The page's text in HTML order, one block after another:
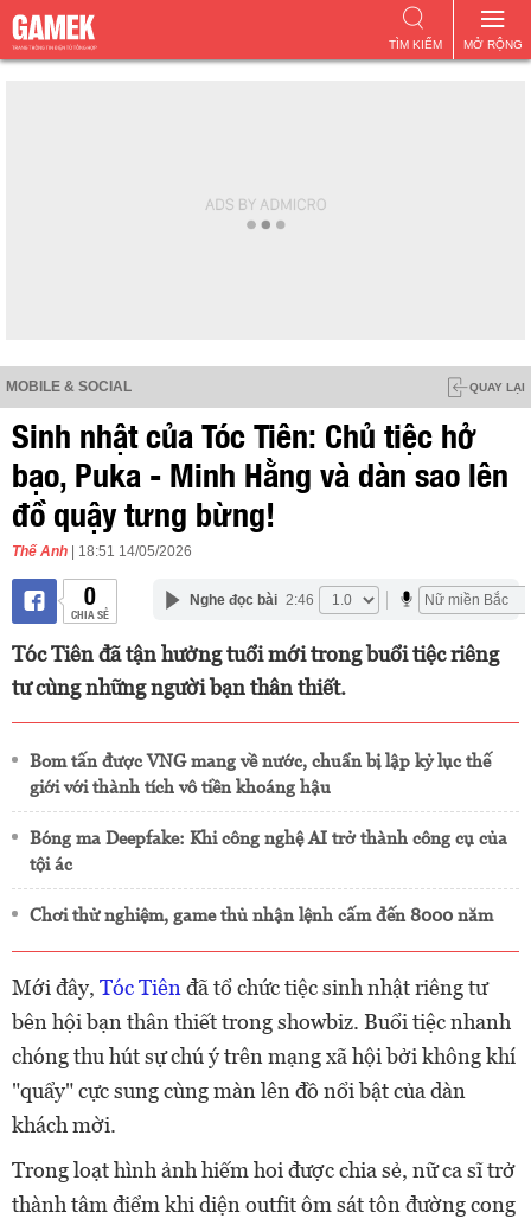
MỞ RỘNG
TÌM KIẾM
MOBILE & SOCIAL QUAY LẠI
Sinh nhật của Tóc Tiên: Chủ tiệc hở
bạo, Puka - Minh Hằng và dàn sao lên
đồ quậy tưng bừng!
Thế Anh | 18:51 14/05/2026
0
CHIA SẺ
Nghe đọc bài 2:46
Tóc Tiên đã tận hưởng tuổi mới trong buổi tiệc riêng
tư cùng những người bạn thân thiết.
Bom tấn được VNG mang về nước, chuẩn bị lập kỷ lục thế
giới với thành tích vô tiền khoáng hậu
Bóng ma Deepfake: Khi công nghệ AI trở thành công cụ của
tội ác
Chơi thử nghiệm, game thủ nhận lệnh cấm đến 8000 năm
Mới đây, Tóc Tiên đã tổ chức tiệc sinh nhật riêng tư
bên hội bạn thân thiết trong showbiz. Buổi tiệc nhanh
chóng thu hút sự chú ý trên mạng xã hội bởi không khí
"quẩy" cực sung cùng màn lên đồ nổi bật của dàn
khách mời.
Trong loạt hình ảnh hiếm hoi được chia sẻ, nữ ca sĩ trở
thành tâm điểm khi diện outfit ôm sát tôn đường cong